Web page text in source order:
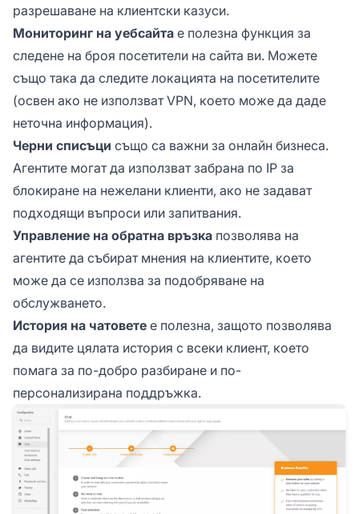
разрешаване на клиентски казуси.
Мониторинг на уебсайта е полезна функция за
следене на броя посетители на сайта ви. Можете
също така да следите локацията на посетителите
(освен ако не използват VPN, което може да даде
неточна информация).
Черни списъци също са важни за онлайн бизнеса.
Агентите могат да използват забрана по IP за
блокиране на нежелани клиенти, ако не задават
подходящи въпроси или запитвания.
Управление на обратна връзка позволява на
агентите да събират мнения на клиентите, което
може да се използва за подобряване на
обслужването.
История на чатовете е полезна, защото позволява
да видите цялата история с всеки клиент, което
помага за по-добро разбиране и по-
персонализирана поддръжка.